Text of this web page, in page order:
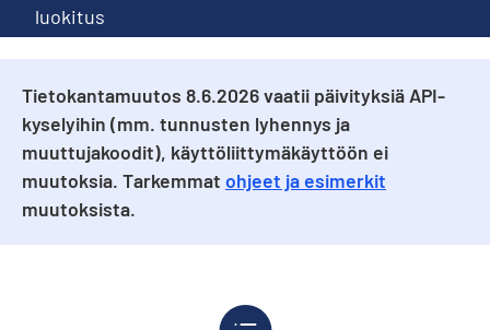
luokitus
Tietokantamuutos 8.6.2026 vaatii päivityksiä API-
kyselyihin (mm. tunnusten lyhennys ja
muuttujakoodit), käyttöliittymäkäyttöön ei
muutoksia. Tarkemmat ohjeet ja esimerkit
muutoksista.